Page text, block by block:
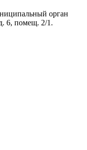
орган
6, помещ. 2/1.